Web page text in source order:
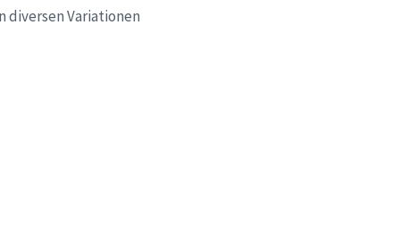
diversen Variationen